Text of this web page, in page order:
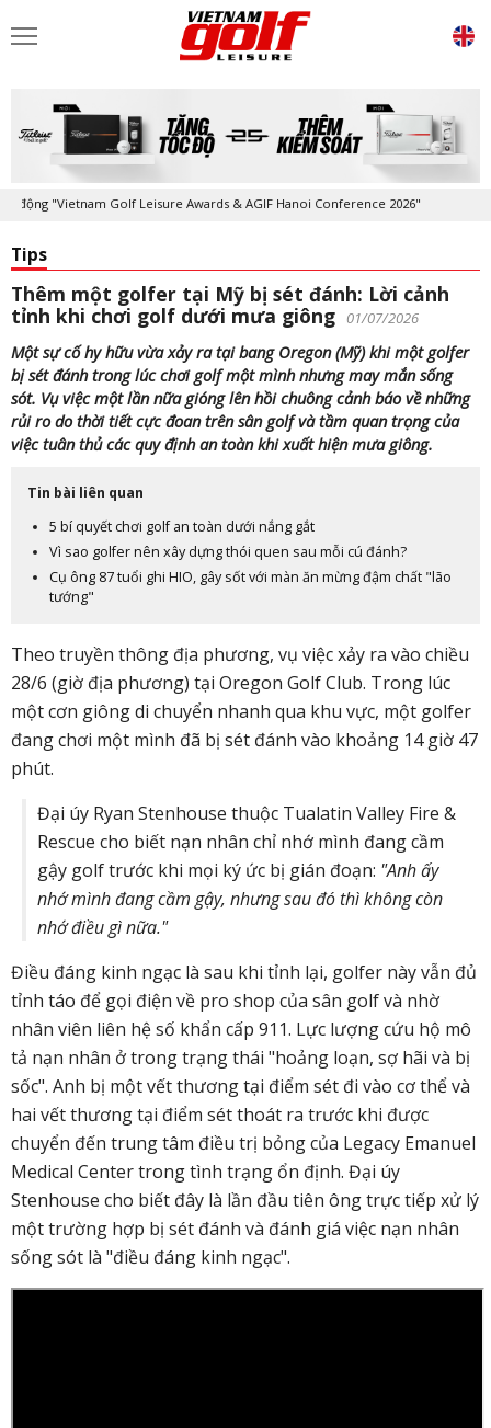
"Vietnam Golf Leisure Awards & AGIF Hanoi Conference 2026"
Tips
Thêm một golfer tại Mỹ bị sét đánh: Lời cảnh
tỉnh khi chơi golf dưới mưa giông 01/07/2026
Một sự cố hy hữu vừa xảy ra tại bang Oregon (Mỹ) khi một golfer
bị sét đánh trong lúc chơi golf một mình nhưng may mắn sống
sót. Vụ việc một lần nữa gióng lên hồi chuông cảnh báo về những
rủi ro do thời tiết cực đoan trên sân golf và tầm quan trọng của
việc tuân thủ các quy định an toàn khi xuất hiện mưa giông.
Tin bài liên quan
5 bí quyết chơi golf an toàn dưới nắng gắt
Vì sao golfer nên xây dựng thói quen sau mỗi cú đánh?
Cụ ông 87 tuổi ghi HIO, gây sốt với màn ăn mừng đậm chất "lão
tướng"
Theo truyền thông địa phương, vụ việc xảy ra vào chiều
28/6 (giờ địa phương) tại Oregon Golf Club. Trong lúc
một cơn giông di chuyển nhanh qua khu vực, một golfer
đang chơi một mình đã bị sét đánh vào khoảng 14 giờ 47
phút.
Đại úy Ryan Stenhouse thuộc Tualatin Valley Fire &
Rescue cho biết nạn nhân chỉ nhớ mình đang cầm
gậy golf trước khi mọi ký ức bị gián đoạn: "Anh ấy
nhớ mình đang cầm gậy, nhưng sau đó thì không còn
nhớ điều gì nữa."
Điều đáng kinh ngạc là sau khi tỉnh lại, golfer này vẫn đủ
tỉnh táo để gọi điện về pro shop của sân golf và nhờ
nhân viên liên hệ số khẩn cấp 911. Lực lượng cứu hộ mô
tả nạn nhân ở trong trạng thái "hoảng loạn, sợ hãi và bị
sốc". Anh bị một vết thương tại điểm sét đi vào cơ thể và
hai vết thương tại điểm sét thoát ra trước khi được
chuyển đến trung tâm điều trị bỏng của Legacy Emanuel
Medical Center trong tình trạng ổn định. Đại úy
Stenhouse cho biết đây là lần đầu tiên ông trực tiếp xử lý
một trường hợp bị sét đánh và đánh giá việc nạn nhân
sống sót là "điều đáng kinh ngạc".